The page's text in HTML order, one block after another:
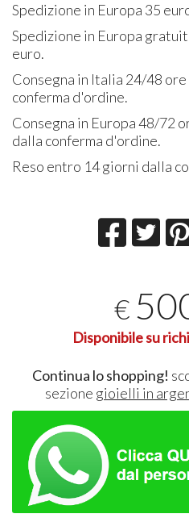
Spedizione in Europa 35
Spedizione in Europa
euro.
Consegna in Italia 24/48
conferma d'ordine.
Consegna in Europa 48/72
dalla conferma d'ordine.
Reso entro 14 giorni dalla
€
Disponibile su
Continua lo shopping!
sezione gioielli in